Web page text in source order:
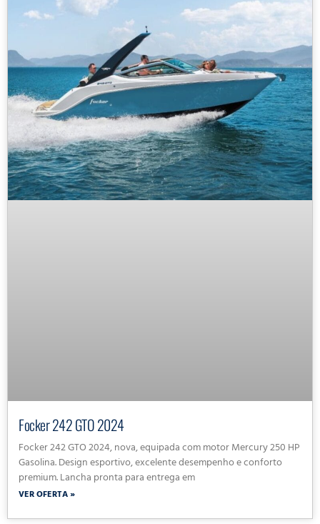
Focker 242 GTO 2024
Focker 242 GTO 2024, nova, equipada com motor Mercury 250 HP
Gasolina. Design esportivo, excelente desempenho e conforto
premium. Lancha pronta para entrega em
VER OFERTA »